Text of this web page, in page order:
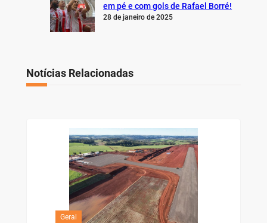
em pé e com gols de Rafael Borré!
28 de janeiro de 2025
Notícias Relacionadas
Geral